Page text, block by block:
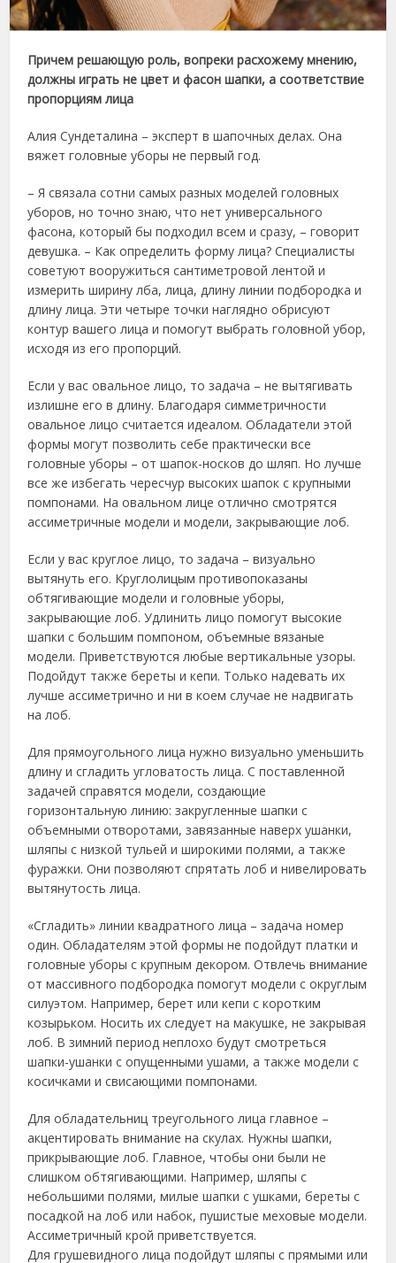
Причем решающую роль, вопреки расхожему мнению,
должны играть не цвет и фасон шапки, а соответствие
пропорциям лица
Алия Сундеталина – эксперт в шапочных делах. Она
вяжет головные уборы не первый год.
– Я связала сотни самых разных моделей головных
уборов, но точно знаю, что нет универсального
фасона, который бы подходил всем и сразу, – говорит
девушка. – Как определить форму лица? Специалисты
советуют вооружиться сантиметровой лентой и
измерить ширину лба, лица, длину линии подбородка и
длину лица. Эти четыре точки наглядно обрисуют
контур вашего лица и помогут выбрать головной убор,
исходя из его пропорций.
Если у вас овальное лицо, то задача – не вытягивать
излишне его в длину. Благодаря симметричности
овальное лицо считается идеалом. Обладатели этой
формы могут позволить себе практически все
головные уборы – от шапок-носков до шляп. Но лучше
все же избегать чересчур высоких шапок с крупными
помпонами. На овальном лице отлично смотрятся
ассиметричные модели и модели, закрывающие лоб.
Если у вас круглое лицо, то задача – визуально
вытянуть его. Круглолицым противопоказаны
обтягивающие модели и головные уборы,
закрывающие лоб. Удлинить лицо помогут высокие
шапки с большим помпоном, объемные вязаные
модели. Приветствуются любые вертикальные узоры.
Подойдут также береты и кепи. Только надевать их
лучше ассиметрично и ни в коем случае не надвигать
на лоб.
Для прямоугольного лица нужно визуально уменьшить
длину и сгладить угловатость лица. С поставленной
задачей справятся модели, создающие
горизонтальную линию: закругленные шапки с
объемными отворотами, завязанные наверх ушанки,
шляпы с низкой тульей и широкими полями, а также
фуражки. Они позволяют спрятать лоб и нивелировать
вытянутость лица.
«Сгладить» линии квадратного лица – задача номер
один. Обладателям этой формы не подойдут платки и
головные уборы с крупным декором. Отвлечь внимание
от массивного подбородка помогут модели с округлым
силуэтом. Например, берет или кепи с коротким
козырьком. Носить их следует на макушке, не закрывая
лоб. В зимний период неплохо будут смотреться
шапки-ушанки с опущенными ушами, а также модели с
косичками и свисающими помпонами.
Для обладательниц треугольного лица главное –
акцентировать внимание на скулах. Нужны шапки,
прикрывающие лоб. Главное, чтобы они были не
слишком обтягивающими. Например, шляпы с
небольшими полями, милые шапки с ушками, береты с
посадкой на лоб или набок, пушистые меховые модели.
Ассиметричный крой приветствуется.
Для грушевидного лица подойдут шляпы с прямыми или